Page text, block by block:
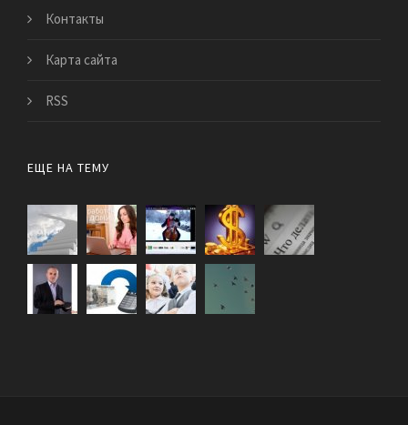
Контакты
Карта сайта
RSS
ЕЩЕ НА ТЕМУ